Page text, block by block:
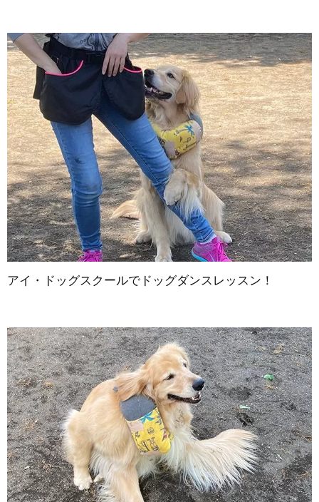
アイ・ドッグスクールでドッグダンスレッスン！